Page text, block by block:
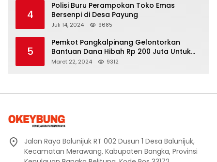
4
Polisi Buru Perampokan Toko Emas
Bersenpi di Desa Payung
Juli 14, 2024 9685
5
Pemkot Pangkalpinang Gelontorkan
Bantuan Dana Hibah Rp 200 Juta Untuk
Pembangunan Masjid H. Bakri
Maret 22, 2024 9312
Jalan Raya Balunijuk RT 002 Dusun 1 Desa Balunijuk,
Kecamatan Merawang, Kabupaten Bangka, Provinsi